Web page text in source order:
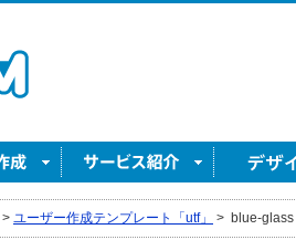
> ユーザー作成テンプレート「utf」 > blue-glass